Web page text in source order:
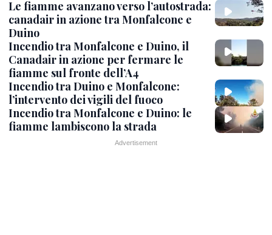
Le fiamme avanzano verso l’autostrada:
canadair in azione tra Monfalcone e
Duino
Incendio tra Monfalcone e Duino, il
Canadair in azione per fermare le
fiamme sul fronte dell’A4
Incendio tra Duino e Monfalcone:
l’intervento dei vigili del fuoco
Incendio tra Monfalcone e Duino: le
fiamme lambiscono la strada